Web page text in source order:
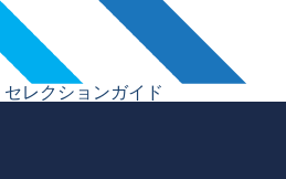
セレクションガイド